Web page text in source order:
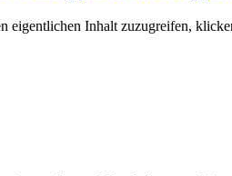
eigentlichen Inhalt zuzugreifen,